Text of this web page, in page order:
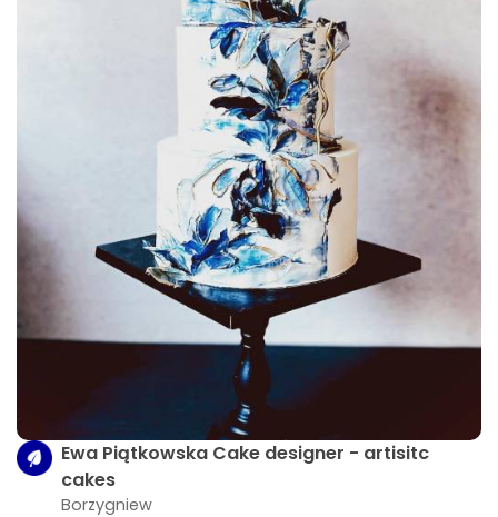
Ewa Piątkowska Cake designer - artisitc
cakes
Borzygniew